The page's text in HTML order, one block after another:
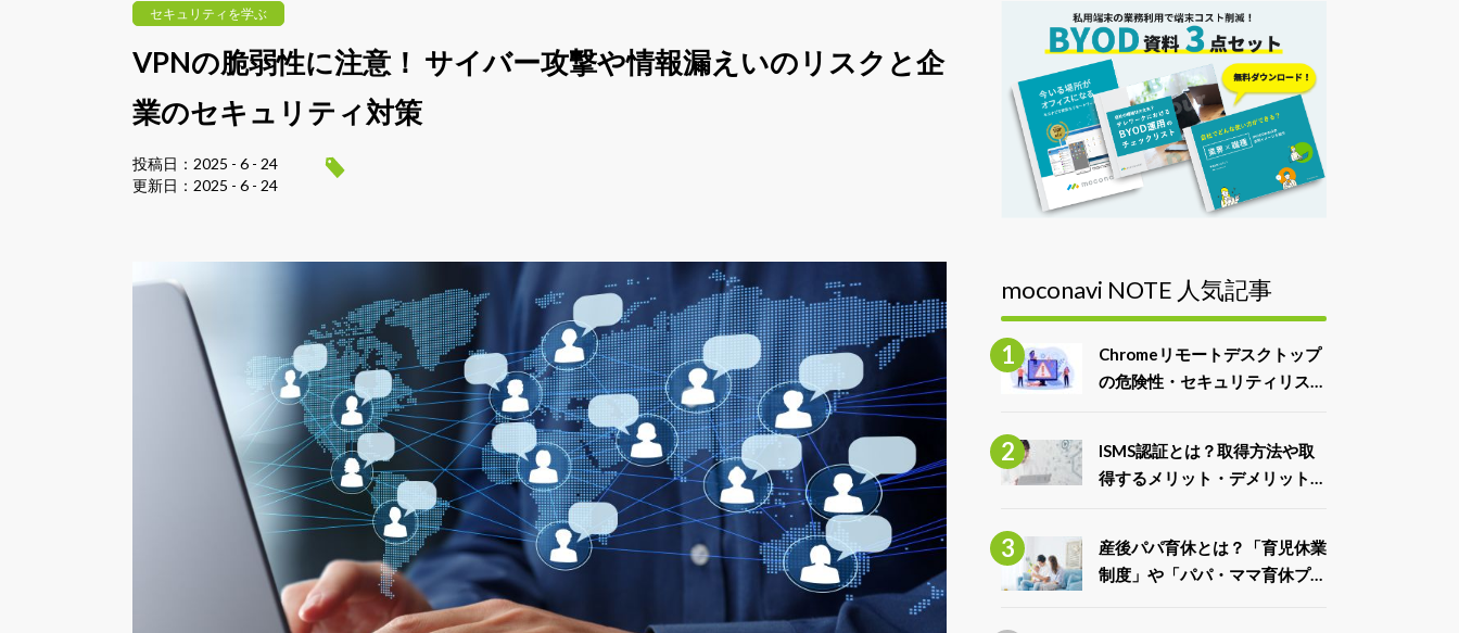
セキュリティを学ぶ
VPNの脆弱性に注意！ サイバー攻撃や情報漏えいのリスクと企
業のセキュリティ対策
投稿日：2025 - 6 - 24
更新日：2025 - 6 - 24
moconavi NOTE 人気記事
Chromeリモートデスクトップ
の危険性・セキュリティリスク
ISMS認証とは？取得方法や取
得するメリット・デメリット、
産後パパ育休とは？「育児休業
制度」や「パパ・ママ育休プラ